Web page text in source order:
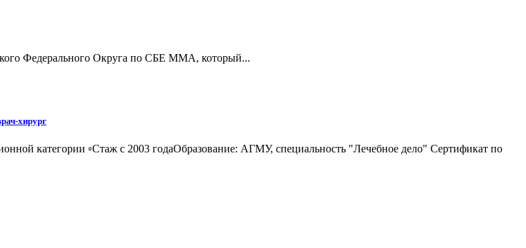
Федерального Округа по СБЕ ММА, который...
хирург
категории ▫️Стаж с 2003 годаОбразование: АГМУ, специальность "Лечебное дело" Сертификат по